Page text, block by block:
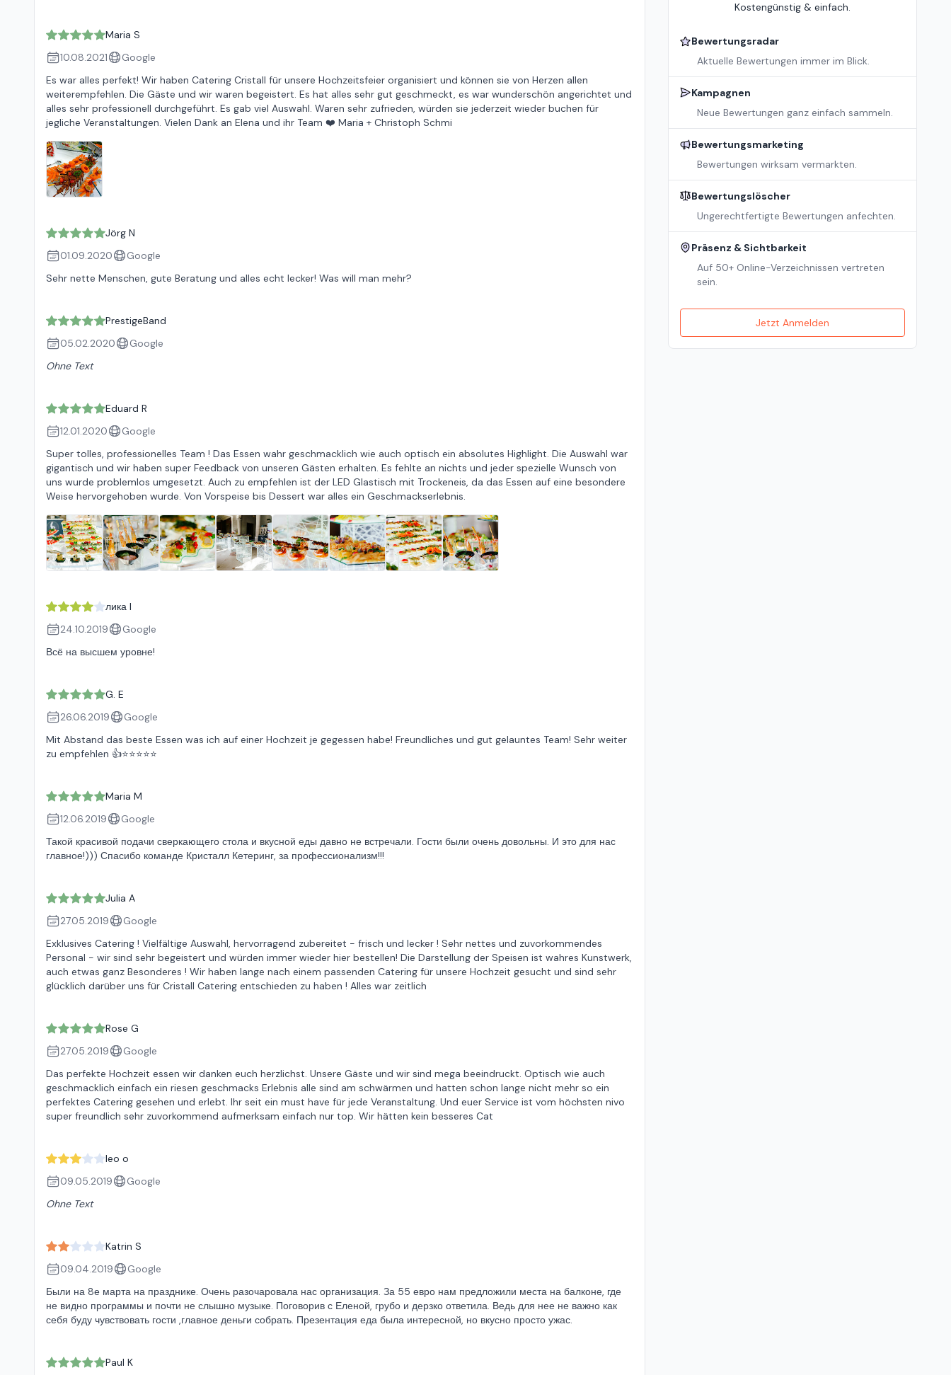
Maria S
10.08.2021
Google
Es war alles perfekt! Wir haben Catering Cristall für unsere Hochzeitsfeier organisiert und können sie von Herzen allen
weiterempfehlen. Die Gäste und wir waren begeistert. Es hat alles sehr gut geschmeckt, es war wunderschön angerichtet und
alles sehr professionell durchgeführt. Es gab viel Auswahl. Waren sehr zufrieden, würden sie jederzeit wieder buchen für
jegliche Veranstaltungen. Vielen Dank an Elena und ihr Team ❤️ Maria + Christoph Schmi
Jörg N
01.09.2020
Google
Sehr nette Menschen, gute Beratung und alles echt lecker! Was will man mehr?
PrestigeBand
05.02.2020
Google
Ohne Text
Eduard R
12.01.2020
Google
Super tolles, professionelles Team ! Das Essen wahr geschmacklich wie auch optisch ein absolutes Highlight. Die Auswahl war
gigantisch und wir haben super Feedback von unseren Gästen erhalten. Es fehlte an nichts und jeder spezielle Wunsch von
uns wurde problemlos umgesetzt. Auch zu empfehlen ist der LED Glastisch mit Trockeneis, da das Essen auf eine besondere
Weise hervorgehoben wurde. Von Vorspeise bis Dessert war alles ein Geschmackserlebnis.
лика l
24.10.2019
Google
Всё на высшем уровне!
G. E
26.06.2019
Google
Mit Abstand das beste Essen was ich auf einer Hochzeit je gegessen habe! Freundliches und gut gelauntes Team! Sehr weiter
zu empfehlen 👍⭐⭐⭐⭐⭐
Maria M
12.06.2019
Google
Такой красивой подачи сверкающего стола и вкусной еды давно не встречали. Гости были очень довольны. И это для нас
главное!))) Спасибо команде Кристалл Кетеринг, за профессионализм!!!
Julia A
27.05.2019
Google
Exklusives Catering ! Vielfältige Auswahl, hervorragend zubereitet - frisch und lecker ! Sehr nettes und zuvorkommendes
Personal - wir sind sehr begeistert und würden immer wieder hier bestellen! Die Darstellung der Speisen ist wahres Kunstwerk,
auch etwas ganz Besonderes ! Wir haben lange nach einem passenden Catering für unsere Hochzeit gesucht und sind sehr
glücklich darüber uns für Cristall Catering entschieden zu haben ! Alles war zeitlich
Rose G
27.05.2019
Google
Das perfekte Hochzeit essen wir danken euch herzlichst. Unsere Gäste und wir sind mega beeindruckt. Optisch wie auch
geschmacklich einfach ein riesen geschmacks Erlebnis alle sind am schwärmen und hatten schon lange nicht mehr so ein
perfektes Catering gesehen und erlebt. Ihr seit ein must have für jede Veranstaltung. Und euer Service ist vom höchsten nivo
super freundlich sehr zuvorkommend aufmerksam einfach nur top. Wir hätten kein besseres Cat
leo o
09.05.2019
Google
Ohne Text
Katrin S
09.04.2019
Google
Были на 8е марта на празднике. Очень разочаровала нас организация. За 55 евро нам предложили места на балконе, где
не видно программы и почти не слышно музыке. Поговорив с Еленой, грубо и дерзко ответила. Ведь для нее не важно как
себя буду чувствовать гости ,главное деньги собрать. Презентация еда была интересной, но вкусно просто ужас.
Paul K
Kostengünstig & einfach.
Bewertungsradar
Aktuelle Bewertungen immer im Blick.
Kampagnen
Neue Bewertungen ganz einfach sammeln.
Bewertungsmarketing
Bewertungen wirksam vermarkten.
Bewertungslöscher
Ungerechtfertigte Bewertungen anfechten.
Präsenz & Sichtbarkeit
Auf 50+ Online-Verzeichnissen vertreten
sein.
Jetzt Anmelden